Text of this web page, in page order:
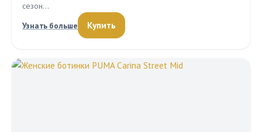
сезон…
Узнать больше
Купить